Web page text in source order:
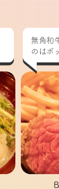
無角和
のはボ